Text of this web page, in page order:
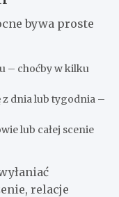
bywa proste
– choćby w kilku
z dnia lub tygodnia –
lub całej scenie
relacje